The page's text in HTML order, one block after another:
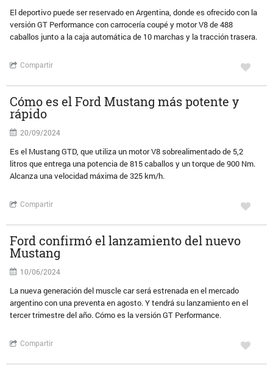
El deportivo puede ser reservado en Argentina, donde es ofrecido con la
versión GT Performance con carrocería coupé y motor V8 de 488
caballos junto a la caja automática de 10 marchas y la tracción trasera.
Compartir
Cómo es el Ford Mustang más potente y
rápido
20/09/2024
Es el Mustang GTD, que utiliza un motor V8 sobrealimentado de 5,2
litros que entrega una potencia de 815 caballos y un torque de 900 Nm.
Alcanza una velocidad máxima de 325 km/h.
Compartir
Ford confirmó el lanzamiento del nuevo
Mustang
10/06/2024
La nueva generación del muscle car será estrenada en el mercado
argentino con una preventa en agosto. Y tendrá su lanzamiento en el
tercer trimestre del año. Cómo es la versión GT Performance.
Compartir